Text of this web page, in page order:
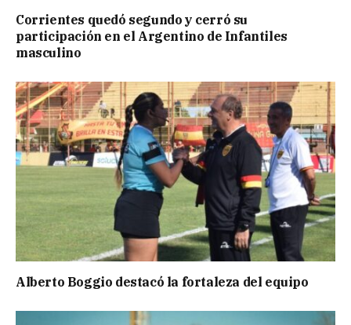
Corrientes quedó segundo y cerró su
participación en el Argentino de Infantiles
masculino
Alberto Boggio destacó la fortaleza del equipo